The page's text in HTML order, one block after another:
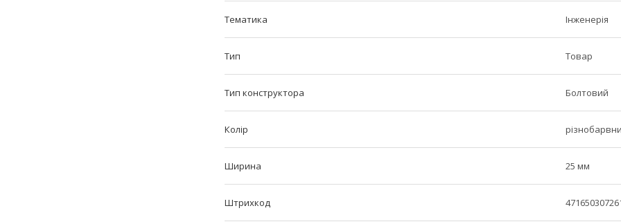
Тематика Інженерія
Тип Товар
Тип конструктора Болтовий
Колір
Ширина 25 мм
Штрихкод